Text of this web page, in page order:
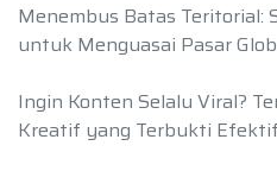
Menembus Batas Teritorial:
untuk Menguasai Pasar
Ingin Konten Selalu Viral?
Kreatif yang Terbukti Efektif